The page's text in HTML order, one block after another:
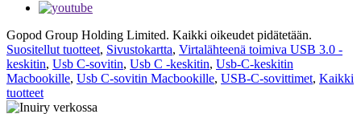
Gopod Group Holding Limited. Kaikki oikeudet pidätetään.
Suositellut tuotteet, Sivustokartta, Virtalähteenä toimiva USB 3.0 -
keskitin, Usb C-sovitin, Usb C -keskitin, Usb-C-keskitin
Macbookille, Usb C-sovitin Macbookille, USB-C-sovittimet, Kaikki
tuotteet